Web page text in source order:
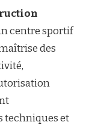
centre sportif
des
techniques et